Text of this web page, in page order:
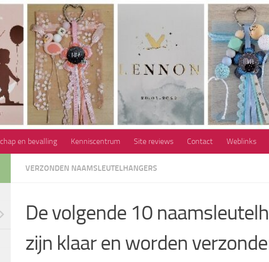
en bevalling Kenniscentrum Site reviews Contact Weblinks
VERZONDEN NAAMSLEUTELHANGERS
De volgende 10
zijn klaar en worden